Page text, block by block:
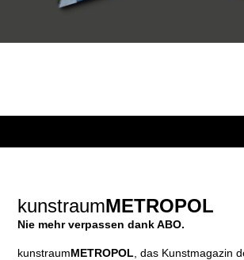
kunstraumMETROPOL
Nie mehr verpassen dank ABO.
kunstraumMETROPOL , das Kunstmagazin